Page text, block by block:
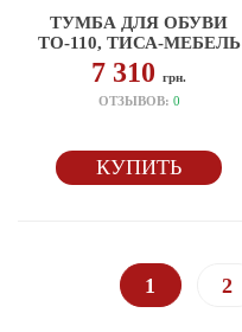
ТУМБА ДЛЯ ОБУВИ
ТО-110, ТИСА-МЕБЕЛЬ
7 310грн.
ОТЗЫВОВ: 0
КУПИТЬ
1 2